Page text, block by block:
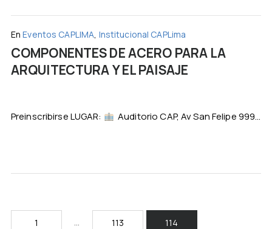
En Eventos CAPLIMA, Institucional CAPLima
COMPONENTES DE ACERO PARA LA
ARQUITECTURA Y EL PAISAJE
Preinscribirse LUGAR: Auditorio CAP, Av San Felipe 999...
1 … 113 114